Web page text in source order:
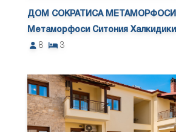
ДОМ СОКРАТИСА МЕТАМОРФОСИ
Метаморфоси Ситония Халкидики
8
3